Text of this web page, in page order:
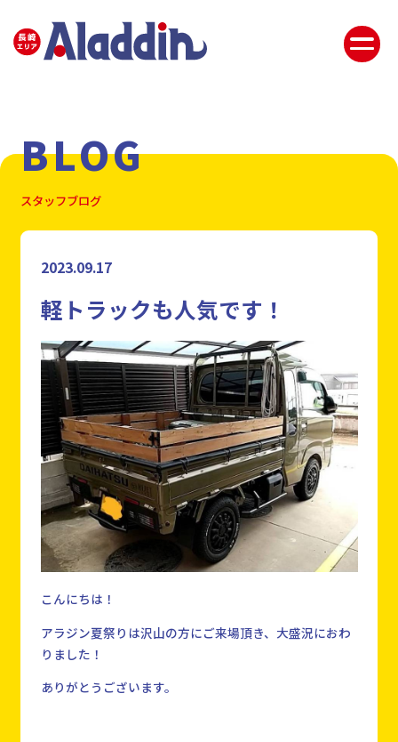
BLOG
スタッフブログ
2023.09.17
軽トラックも人気です！
こんにちは！
アラジン夏祭りは沢山の方にご来場頂き、大盛況におわ
りました！
ありがとうございます。